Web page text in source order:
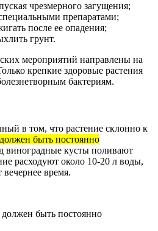
чрезмерного загущения;
препаратами;
после ее опадения;
грунт.
мероприятий направлены на
крепкие здоровые растения
бактериям.
в том, что растение склонно к
быть постоянно
виноградные кусты поливают
расходуют около 10-20 л воды,
время.
быть постоянно